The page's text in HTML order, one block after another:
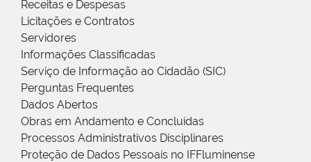
Receitas e Despesas
Licitações e Contratos
Servidores
Informações Classificadas
Serviço de Informação ao Cidadão (SIC)
Perguntas Frequentes
Dados Abertos
Obras em Andamento e Concluídas
Processos Administrativos Disciplinares
Proteção de Dados Pessoais no IFFluminense